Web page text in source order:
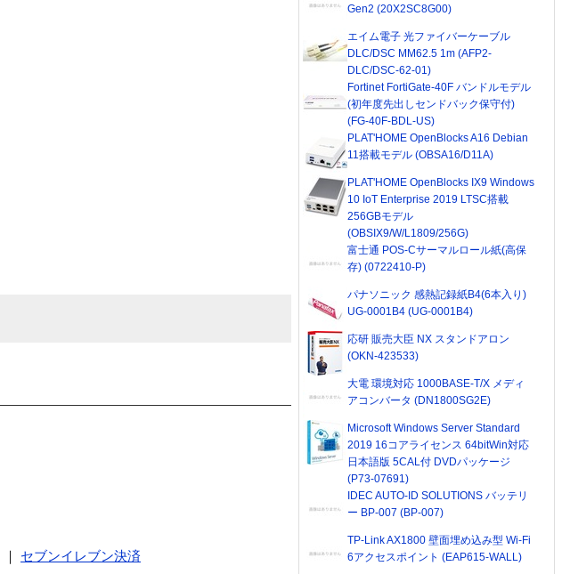
セブンイレブン決済
Gen2 (20X2SC8G00)
エイム電子 光ファイバーケーブル
DLC/DSC MM62.5 1m (AFP2-
DLC/DSC-62-01)
Fortinet FortiGate-40F バンドルモデル
(初年度先出しセンドバック保守付)
(FG-40F-BDL-US)
PLAT'HOME OpenBlocks A16 Debian
11搭載モデル (OBSA16/D11A)
PLAT'HOME OpenBlocks IX9 Windows
10 IoT Enterprise 2019 LTSC搭載
256GBモデル
(OBSIX9/W/L1809/256G)
富士通 POS-Cサーマルロール紙(高保
存) (0722410-P)
パナソニック 感熱記録紙B4(6本入り)
UG-0001B4 (UG-0001B4)
応研 販売大臣 NX スタンドアロン
(OKN-423533)
大電 環境対応 1000BASE-T/X メディ
アコンバータ (DN1800SG2E)
Microsoft Windows Server Standard
2019 16コアライセンス 64bitWin対応
日本語版 5CAL付 DVDパッケージ
(P73-07691)
IDEC AUTO-ID SOLUTIONS バッテリ
ー BP-007 (BP-007)
TP-Link AX1800 壁面埋め込み型 Wi-Fi
6アクセスポイント (EAP615-WALL)